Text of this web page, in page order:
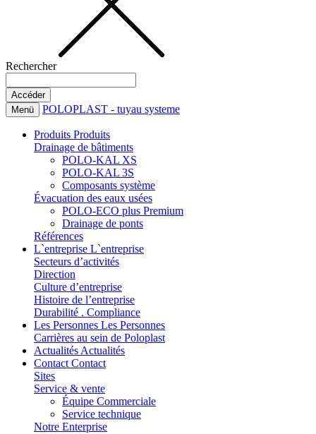
Rechercher
Menü POLOPLAST - tuyau systeme
Produits Produits
Drainage de bâtiments
POLO-KAL XS
POLO-KAL 3S
Composants système
Évacuation des eaux usées
POLO-ECO plus Premium
Drainage de ponts
Références
L`entreprise L`entreprise
Secteurs d’activités
Direction
Culture d’entreprise
Histoire de l’entreprise
Durabilité . Compliance
Les Personnes Les Personnes
Carrières au sein de Poloplast
Actualités Actualités
Contact Contact
Sites
Service & vente
Équipe Commerciale
Service technique
Notre Enterprise